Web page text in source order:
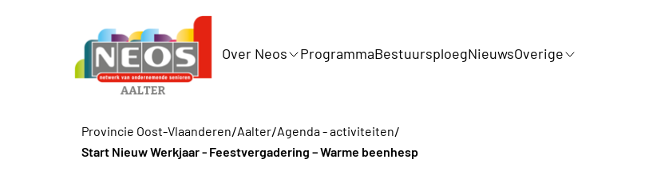
Over Neos ProgrammaBestuursploegNieuwsOverige
Provincie Oost-Vlaanderen/Aalter/Agenda - activiteiten/
Start Nieuw Werkjaar - Feestvergadering – Warme beenhesp